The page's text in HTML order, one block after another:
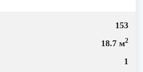
153
18.7 м2
1